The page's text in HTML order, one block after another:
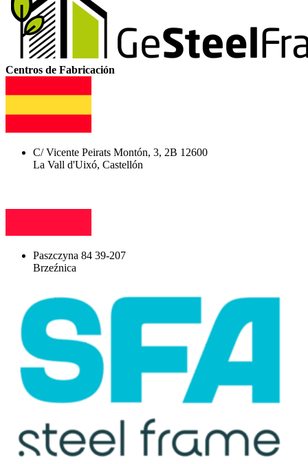
Centros de Fabricación
C/ Vicente Peirats Montón, 3, 2B 12600
La Vall d'Uixó, Castellón
Paszczyna 84 39-207
Brzeźnica